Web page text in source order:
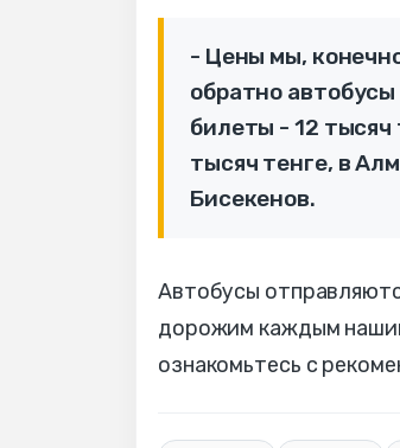
- Цены мы,
обратно
билеты - 12 тысяч
тысяч тенге, в
Бисекенов.
Автобусы
дорожим каждым
ознакомьтесь с